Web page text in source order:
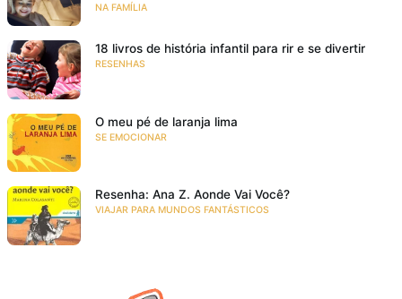
NA FAMÍLIA
18 livros de história infantil para rir e se divertir
RESENHAS
O meu pé de laranja lima
SE EMOCIONAR
Resenha: Ana Z. Aonde Vai Você?
VIAJAR PARA MUNDOS FANTÁSTICOS